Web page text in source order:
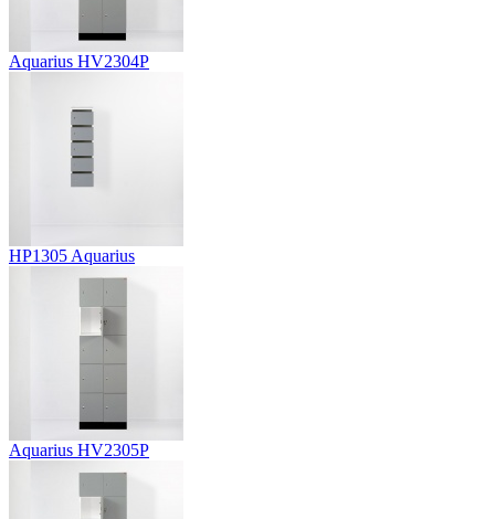
Aquarius HV2304P
HP1305 Aquarius
Aquarius HV2305P